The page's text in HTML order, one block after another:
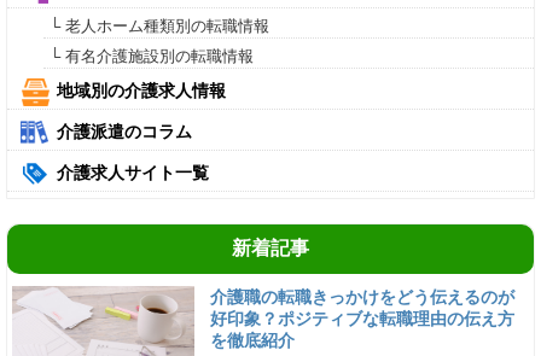
└ 老人ホーム種類別の転職情報
└ 有名介護施設別の転職情報
地域別の介護求人情報
介護派遣のコラム
介護求人サイト一覧
新着記事
介護職の転職きっかけをどう伝えるのが
好印象？ポジティブな転職理由の伝え方
を徹底紹介